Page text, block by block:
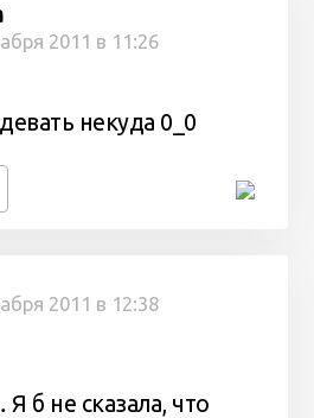
2011 в 11:26
некуда 0_0
2011 в 12:38
б не сказала, что